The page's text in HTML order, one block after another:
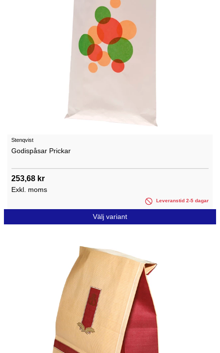
Stenqvist
Godispåsar Prickar
253,68 kr
Exkl. moms
Leveranstid 2-5 dagar
Välj variant